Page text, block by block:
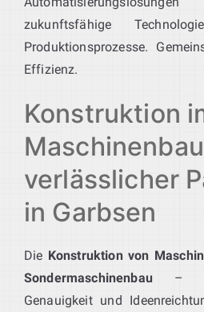
zukunftsfähige
Produktionsprozesse.
Effizienz.
Konstruktion
verlässlicher
in Garbsen
Die Konstruktion von
Sondermaschinenbau –
Genauigkeit und